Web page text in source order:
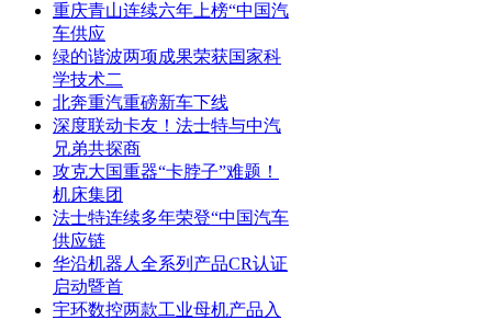
重庆青山连续六年上榜“中国汽
车供应
绿的谐波两项成果荣获国家科
学技术二
北奔重汽重磅新车下线
深度联动卡友！法士特与中汽
兄弟共探商
攻克大国重器“卡脖子”难题！
机床集团
法士特连续多年荣登“中国汽车
供应链
华沿机器人全系列产品CR认证
启动暨首
宇环数控两款工业母机产品入